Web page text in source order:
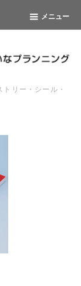
メニュー
リー・シール・